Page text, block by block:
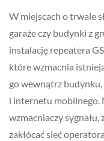
W miejscach o trwale
garaże czy budynki z
instalację repeatera
które wzmacnia
go wewnątrz budynku,
i internetu mobilnego.
wzmacniaczy sygnału,
zakłócać sieć